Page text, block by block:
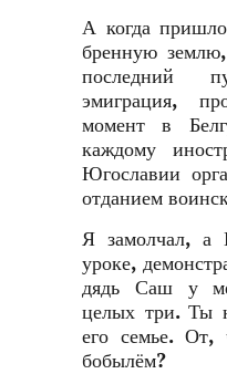
А когда
бренную
последний
эмиграция,
момент в
каждому
Югославии
отданием
Я замолчал, а
уроке,
дядь Саш у
целых три. Ты
его семье.
бобылём?